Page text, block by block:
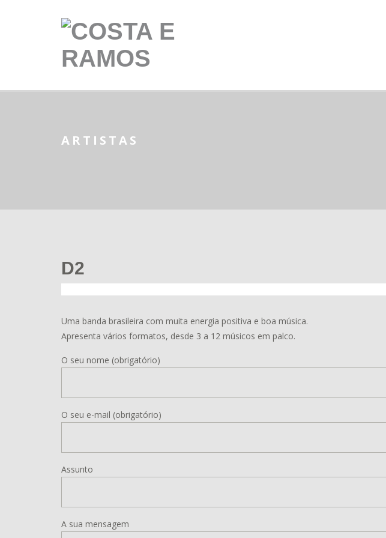
ARTISTAS
D2
Uma banda brasileira com muita energia positiva e boa música.
Apresenta vários formatos, desde 3 a 12 músicos em palco.
O seu nome (obrigatório)
O seu e-mail (obrigatório)
Assunto
A sua mensagem